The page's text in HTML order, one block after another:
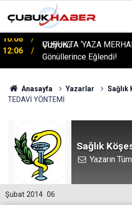
12:06
ÇUBUK’TA ‘YAZA
Gönüllerince Eğlendi!
Anasayfa Yazarlar Sağlık
TEDAVİ YÖNTEMİ
Sağlık
Yazarın
06
Şubat 2014